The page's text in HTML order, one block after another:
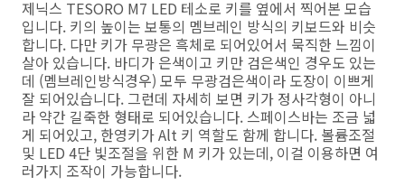
제닉스 TESORO M7 LED 테소로 키를 옆에서 찍어본 모습
입니다. 키의 높이는 보통의 멤브레인 방식의 키보드와 비슷
합니다. 다만 키가 무광은 흑체로 되어있어서 묵직한 느낌이
살아 있습니다. 바디가 은색이고 키만 검은색인 경우도 있는
데 (멤브레인방식경우) 모두 무광검은색이라 도장이 이쁘게
잘 되어있습니다. 그런데 자세히 보면 키가 정사각형이 아니
라 약간 길죽한 형태로 되어있습니다. 스페이스바는 조금 넓
게 되어있고, 한영키가 Alt 키 역할도 함께 합니다. 볼륨조절
및 LED 4단 빛조절을 위한 M 키가 있는데, 이걸 이용하면 여
러가지 조작이 가능합니다.